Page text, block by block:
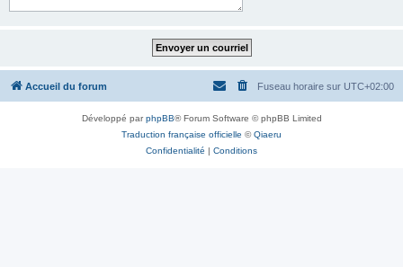
Accueil du forum Fuseau horaire sur UTC+02:00
Développé parphpBB® Forum Software © phpBB Limited
Traduction française officielle ©Qiaeru
Confidentialité | Conditions